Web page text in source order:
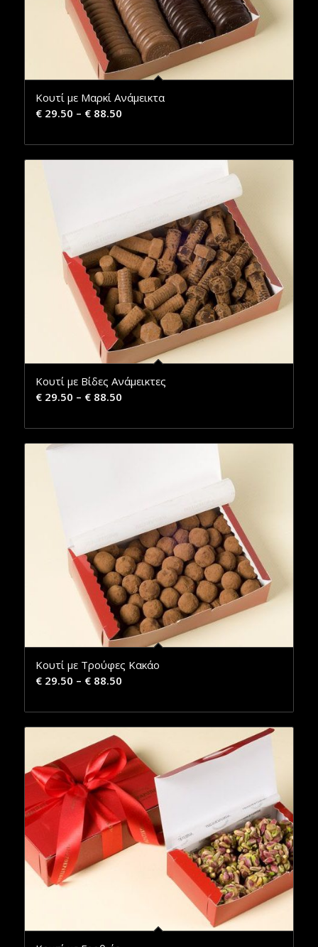
Κουτί με Μαρκί Ανάμεικτα
€29.50 – €88.50
Κουτί με Βίδες Ανάμεικτες
€29.50 – €88.50
Κουτί με Τρούφες Κακάο
€29.50 – €88.50